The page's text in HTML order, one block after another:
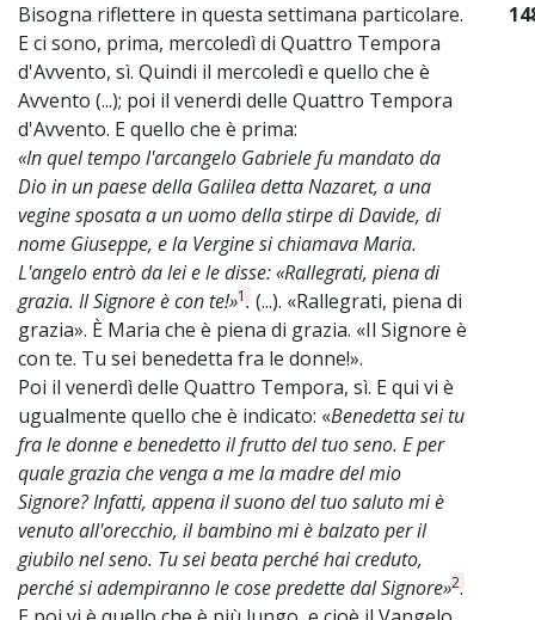
Bisogna riflettere in questa settimana particolare.
E ci sono, prima, mercoledì di Quattro Tempora
d'Avvento, sì. Quindi il mercoledì e quello che è
Avvento (...); poi il venerdi delle Quattro Tempora
d'Avvento. E quello che è prima:
«In quel tempo l'arcangelo Gabriele fu mandato da
Dio in un paese della Galilea detta Nazaret, a una
vegine sposata a un uomo della stirpe di Davide, di
nome Giuseppe, e la Vergine si chiamava Maria.
L'angelo entrò da lei e le disse: «Rallegrati, piena di
grazia. Il Signore è con te!»1. (...). «Rallegrati, piena di
grazia». È Maria che è piena di grazia. «Il Signore è
con te. Tu sei benedetta fra le donne!».
Poi il venerdì delle Quattro Tempora, sì. E qui vi è
ugualmente quello che è indicato: «Benedetta sei tu
fra le donne e benedetto il frutto del tuo seno. E per
quale grazia che venga a me la madre del mio
Signore? Infatti, appena il suono del tuo saluto mi è
venuto all'orecchio, il bambino mi è balzato per il
giubilo nel seno. Tu sei beata perché hai creduto,
perché si adempiranno le cose predette dal Signore»2.